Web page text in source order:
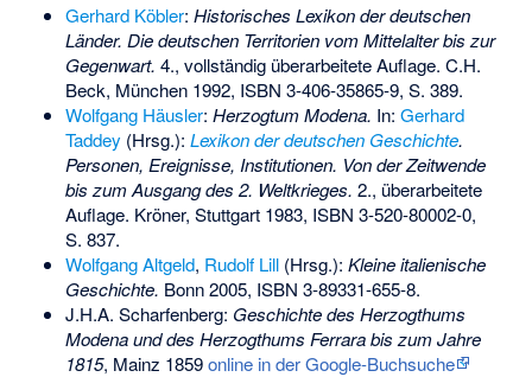
Gerhard Köbler: Historisches Lexikon der deutschen
Länder. Die deutschen Territorien vom Mittelalter bis zur
Gegenwart. 4., vollständig überarbeitete Auflage. C.H.
Beck, München 1992, ISBN 3-406-35865-9, S. 389.
Wolfgang Häusler: Herzogtum Modena. In: Gerhard
Taddey (Hrsg.): Lexikon der deutschen Geschichte.
Personen, Ereignisse, Institutionen. Von der Zeitwende
bis zum Ausgang des 2. Weltkrieges. 2., überarbeitete
Auflage. Kröner, Stuttgart 1983, ISBN 3-520-80002-0,
S. 837.
Wolfgang Altgeld, Rudolf Lill(Hrsg.): Kleine italienische
Geschichte. Bonn 2005, ISBN 3-89331-655-8.
J.H.A. Scharfenberg: Geschichte des Herzogthums
Modena und des Herzogthums Ferrara bis zum Jahre
1815, Mainz 1859online in der Google-Buchsuche